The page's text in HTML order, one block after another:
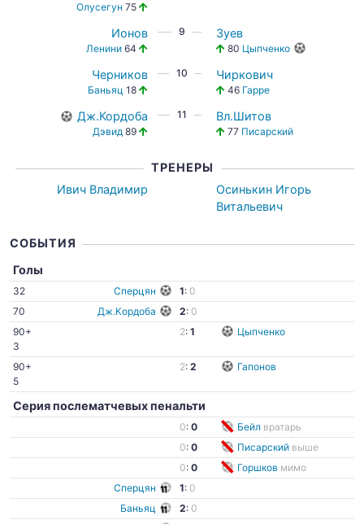
Олусегун 75
Ионов
Ленини64
9 Зуев
80 Цыпченко
Черников
Баньяц 18
10 Чиркович
46 Гарре
Дж.Кордоба
Дэвид89
11 Вл.Шитов
77 Писарский
ТРЕНЕРЫ
Ивич Владимир
Осинькин Игорь
Витальевич
СОБЫТИЯ
Голы
32 Сперцян 1: 0
70
Дж.Кордоба 2: 0
90+
3
2: 1 Цыпченко
90+
5
2: 2 Гапонов
Серия послематчевых пенальти
0: 0 Бейл вратарь
0: 0 Писарский выше
0: 0 Горшков мимо
Сперцян
1: 0
Баньяц
2: 0